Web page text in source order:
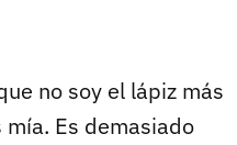
no soy el lápiz más
Es demasiado